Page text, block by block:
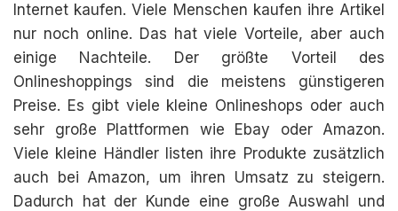
Internet kaufen. Viele Menschen kaufen ihre Artikel
nur noch online. Das hat viele Vorteile, aber auch
einige Nachteile. Der größte Vorteil des
Onlineshoppings sind die meistens günstigeren
Preise. Es gibt viele kleine Onlineshops oder auch
sehr große Plattformen wie Ebay oder Amazon.
Viele kleine Händler listen ihre Produkte zusätzlich
auch bei Amazon, um ihren Umsatz zu steigern.
Dadurch hat der Kunde eine große Auswahl und